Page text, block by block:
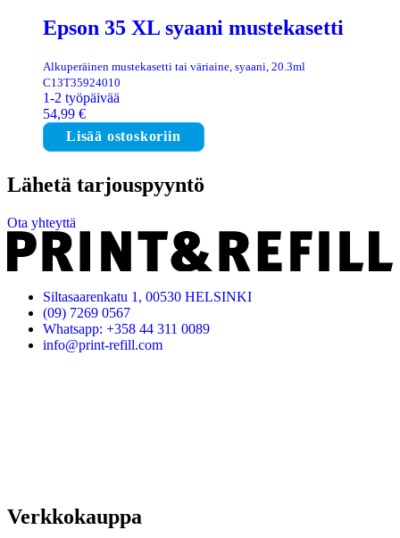
Epson 35 XL syaani mustekasetti
Alkuperäinen mustekasetti tai väriaine, syaani, 20.3ml
C13T35924010
1-2 työpäivää
54,99 €
Lisää ostoskoriin
Lähetä tarjouspyyntö
Ota yhteyttä
Siltasaarenkatu 1, 00530 HELSINKI
(09) 7269 0567
Whatsapp: +358 44 311 0089
info@print-refill.com
Verkkokauppa